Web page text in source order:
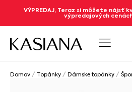
VÝPREDAJ, Teraz si môžete nájsť
výpredajových
Domov / Topánky / Dámske topánky /